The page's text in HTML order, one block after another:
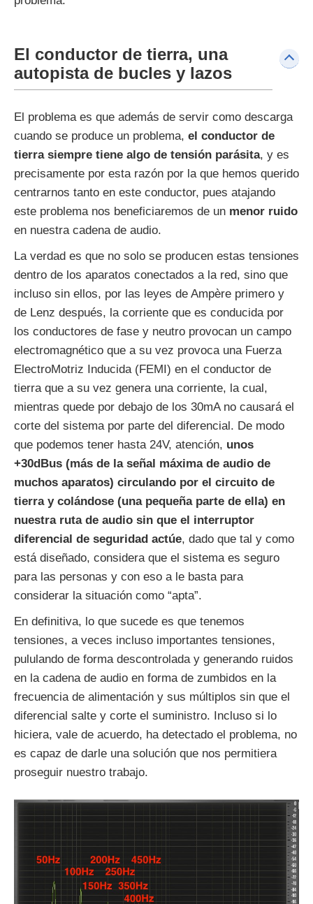
El conductor de tierra, una
autopista de bucles y lazos
El problema es que además de servir como descarga
cuando se produce un problema, el conductor de
tierra siempre tiene algo de tensión parásita, y es
precisamente por esta razón por la que hemos querido
centrarnos tanto en este conductor, pues atajando
este problema nos beneficiaremos de un menor ruido
en nuestra cadena de audio.
La verdad es que no solo se producen estas tensiones
dentro de los aparatos conectados a la red, sino que
incluso sin ellos, por las leyes de Ampère primero y
de Lenz después, la corriente que es conducida por
los conductores de fase y neutro provocan un campo
electromagnético que a su vez provoca una Fuerza
ElectroMotriz Inducida (FEMI) en el conductor de
tierra que a su vez genera una corriente, la cual,
mientras quede por debajo de los 30mA no causará el
corte del sistema por parte del diferencial. De modo
que podemos tener hasta 24V, atención, unos
+30dBus (más de la señal máxima de audio de
muchos aparatos) circulando por el circuito de
tierra y colándose (una pequeña parte de ella) en
nuestra ruta de audio sin que el interruptor
diferencial de seguridad actúe, dado que tal y como
está diseñado, considera que el sistema es seguro
para las personas y con eso a le basta para
considerar la situación como “apta”.
En definitiva, lo que sucede es que tenemos
tensiones, a veces incluso importantes tensiones,
pululando de forma descontrolada y generando ruidos
en la cadena de audio en forma de zumbidos en la
frecuencia de alimentación y sus múltiplos sin que el
diferencial salte y corte el suministro. Incluso si lo
hiciera, vale de acuerdo, ha detectado el problema, no
es capaz de darle una solución que nos permitiera
proseguir nuestro trabajo.